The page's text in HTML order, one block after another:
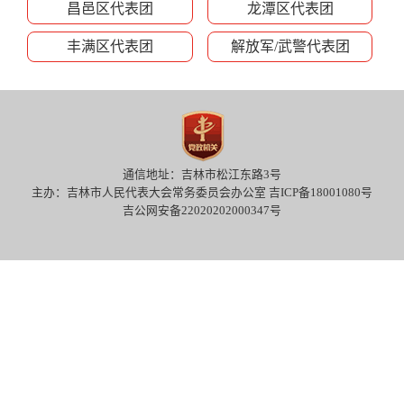
昌邑区代表团 龙潭区代表团
丰满区代表团 解放军/武警代表团
通信地址：吉林市松江东路3号
主办：吉林市人民代表大会常务委员会办公室 吉ICP备18001080号
吉公网安备22020202000347号